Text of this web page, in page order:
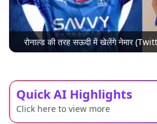
रोनाल्ड की तरह सऊदी में खेलेंगे नेमार
Quick AI Highlights
Click here to view more